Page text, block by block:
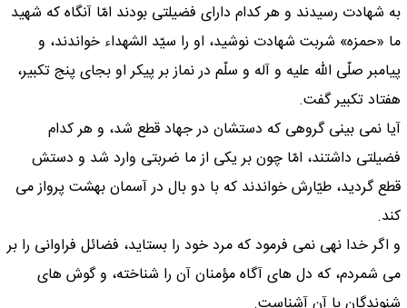
به شهادت رسيدند و هر كدام داراى فضيلتى بودند امّا آنگاه كه شهيد
ما «حمزه» شربت شهادت نوشيد، او را سيّد الشهداء خواندند، و
پيامبر صلّى اللّه عليه و آله و سلّم در نماز بر پيكر او بجاى پنج تكبير،
هفتاد تكبير گفت.
آيا نمى بينى گروهى كه دستشان در جهاد قطع شد، و هر كدام
فضيلتى داشتند، امّا چون بر يكى از ما ضربتى وارد شد و دستش
قطع گرديد، طيّارش خواندند كه با دو بال در آسمان بهشت پرواز مى
كند.
و اگر خدا نهى نمى فرمود كه مرد خود را بستايد، فضائل فراوانى را بر
مى شمردم، كه دل هاى آگاه مؤمنان آن را شناخته، و گوش هاى